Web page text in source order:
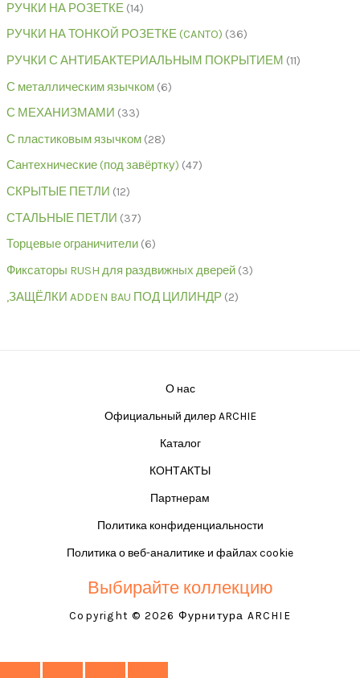
РУЧКИ НА РОЗЕТКЕ 14
РУЧКИ НА ТОНКОЙ РОЗЕТКЕ (CANTO) 36
РУЧКИ С АНТИБАКТЕРИАЛЬНЫМ ПОКРЫТИЕМ
11
С металлическим язычком 6
С МЕХАНИЗМАМИ 33
С пластиковым язычком 28
Сантехнические (под завёртку) 47
СКРЫТЫЕ ПЕТЛИ 12
СТАЛЬНЫЕ ПЕТЛИ 37
Торцевые ограничители 6
Фиксаторы RUSH для раздвижных дверей 3
,ЗАЩЁЛКИ ADDEN BAU ПОД ЦИЛИНДР 2
О нас
Официальный дилер ARCHIE
Каталог
КОНТАКТЫ
Партнерам
Политика конфиденциальности
Политика о веб-аналитике и файлах cookie
Выбирайте коллекцию
Copyright © 2026 Фурнитура ARCHIE